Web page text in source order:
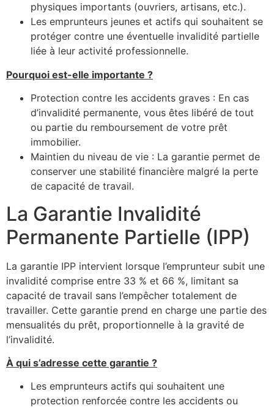
physiques importants (ouvriers, artisans, etc.).
Les emprunteurs jeunes et actifs qui souhaitent se
protéger contre une éventuelle invalidité partielle
liée à leur activité professionnelle.
Pourquoi est-elle importante ?
Protection contre les accidents graves : En cas
d’invalidité permanente, vous êtes libéré de tout
ou partie du remboursement de votre prêt
immobilier.
Maintien du niveau de vie : La garantie permet de
conserver une stabilité financière malgré la perte
de capacité de travail.
La Garantie Invalidité
Permanente Partielle (IPP)
La garantie IPP intervient lorsque l’emprunteur subit une
invalidité comprise entre 33 % et 66 %, limitant sa
capacité de travail sans l’empêcher totalement de
travailler. Cette garantie prend en charge une partie des
mensualités du prêt, proportionnelle à la gravité de
l’invalidité.
À qui s’adresse cette garantie ?
Les emprunteurs actifs qui souhaitent une
protection renforcée contre les accidents ou